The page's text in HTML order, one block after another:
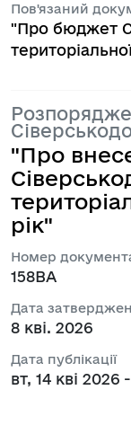
Пов'язаний
"Про бюджет
"Про
рік"
Номер
158ВА
Дата
8 кві. 2026
Дата публікації
вт, 14 кві 2026